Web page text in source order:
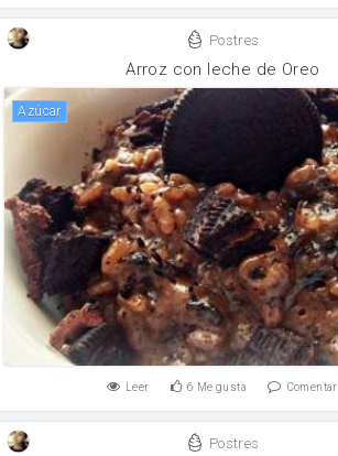
Postres
Arroz con leche de Oreo
Azúcar
Leer 6 Me gusta Comentar
Postres